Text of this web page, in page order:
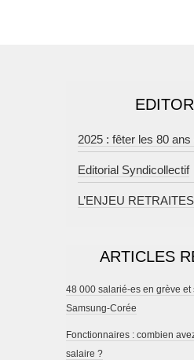
2025 : fêter les 80
Editorial Syndicollectif
L’ENJEU RETRAITES
ARTICLES
48 000 salarié-es en grève et
Samsung-Corée
Fonctionnaires : combien
salaire ?